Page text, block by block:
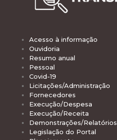
Acesso à informação
Ouvidoria
Resumo anual
Pessoal
Covid-19
Licitações/Administração
Fornecedores
Execução/Despesa
Execução/Receita
Demonstrações/Relatórios
Legislação do Portal